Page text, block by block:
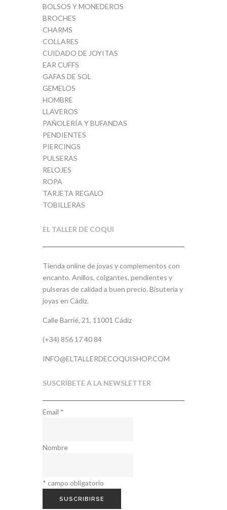
BOLSOS Y MONEDEROS
BROCHES
CHARMS
COLLARES
CUIDADO DE JOYITAS
EAR CUFFS
GAFAS DE SOL
GEMELOS
HOMBRE
LLAVEROS
PAÑOLERÍA Y BUFANDAS
PENDIENTES
PIERCINGS
PULSERAS
RELOJES
ROPA
TARJETA REGALO
TOBILLERAS
EL TALLER DE COQUI
Tienda online de joyas y complementos con
encanto. Anillos, colgantes, pendientes y
pulseras de calidad a buen precio. Bisutería y
joyas en Cádiz.
Calle Barrié, 21, 11001 Cádiz
(+34) 856 17 40 84
INFO@ELTALLERDECOQUISHOP.COM
SUSCRÍBETE A LA NEWSLETTER
Email *
Nombre
* campo obligatorio